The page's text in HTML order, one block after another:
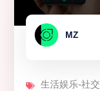
MZ
生活娱乐-社交